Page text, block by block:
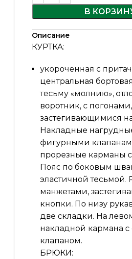
В
Описание
КУРТКА:
укороченная с
центральная
тесьму «молнию»,
воротник, с погонами,
застегивающимися
Накладные
фигурными
прорезные карманы
Пояс по боковым
эластичной тесьмой.
манжетами,
кнопки. По низу
две складки. На
накладной кармана
клапаном.
БРЮКИ: